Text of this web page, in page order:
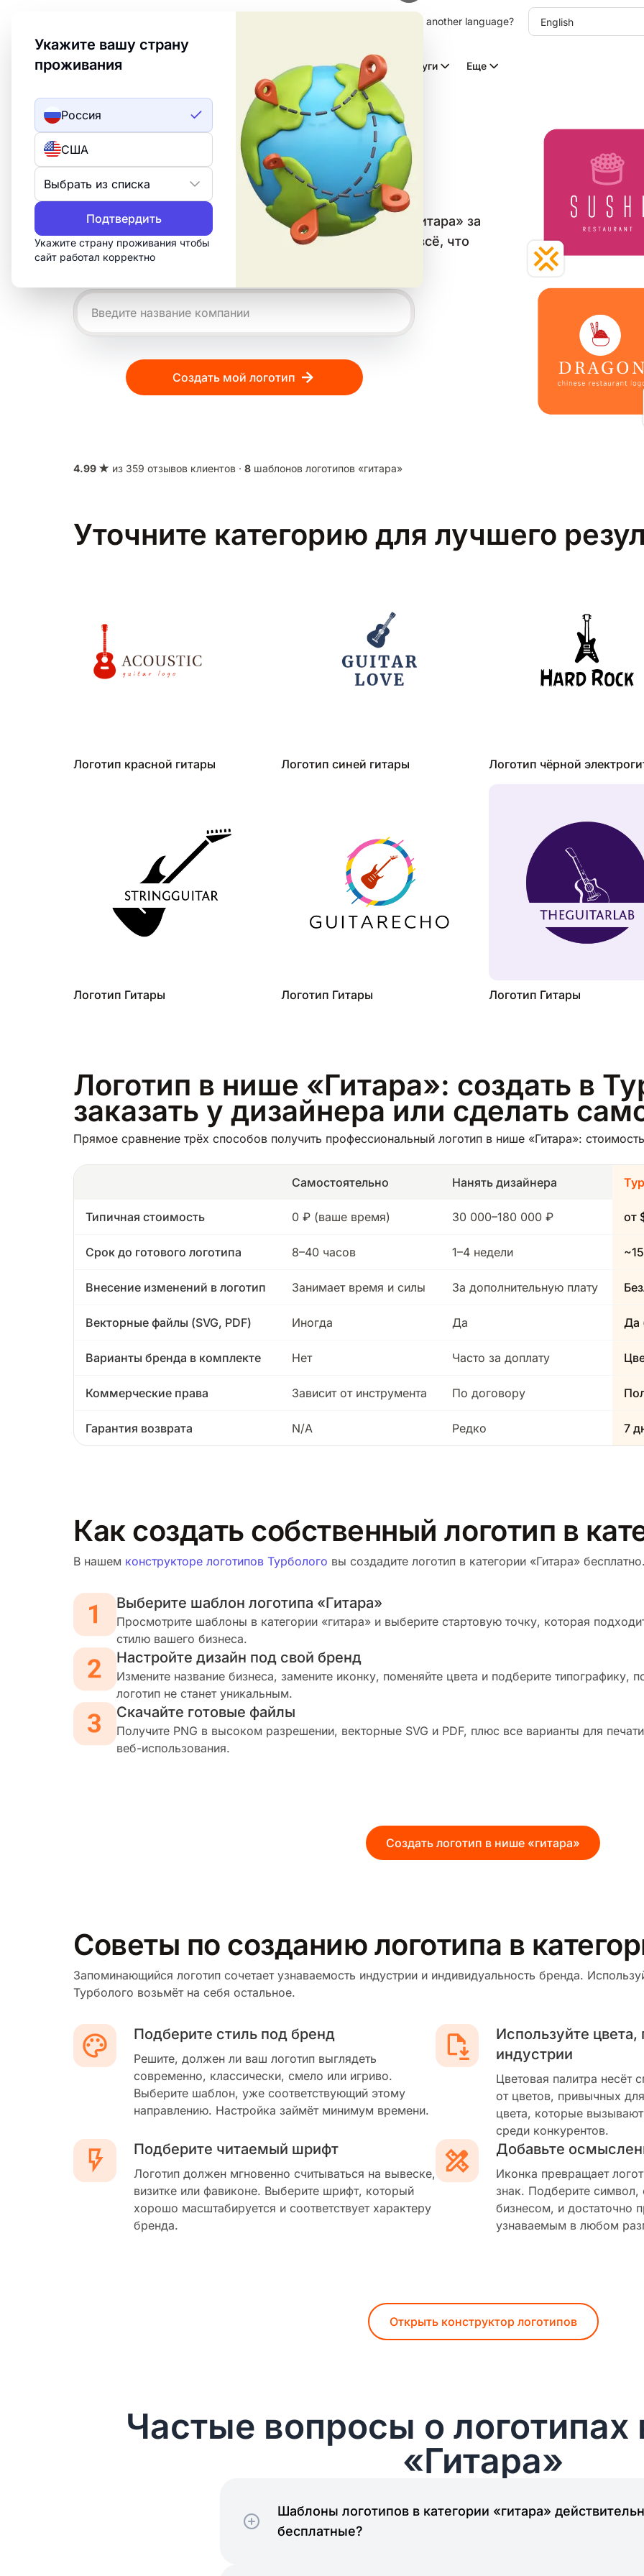
Укажите вашу страну
проживания
Россия
США
Выбрать из списка
Подтвердить
Укажите страну проживания чтобы
сайт работал корректно
Welcome to Turbologo! This page is available in another language. Choose another language?
ИИ лого Видео с ИИ Услуги Еще
Примеры гитарных
логотипов
Создайте профессиональный логотип в категории «Гитара» за
15 минут. Настройте бесплатный шаблон и скачайте всё, что
нужно для печати, веба и социальных сетей.
Создать мой логотип
4.99 ★ из 359 отзывов клиентов · 8 шаблонов логотипов «гитара»
Уточните категорию для лучшего
Логотип красной гитары Логотип синей гитары Логотип чёрной
Логотип Гитары Логотип Гитары Логотип Гитары
Логотип в нише «Гитара»: создать в
заказать у дизайнера или сделать
Прямое сравнение трёх способов получить профессиональный логотип в нише «Гитара»:
Самостоятельно Нанять дизайнера
Типичная стоимость 0 ₽ (ваше время) 30 000–180 000 ₽ от
Срок до готового логотипа 8–40 часов 1–4 недели
Внесение изменений в логотип Занимает время и силы За дополнительную плату
Векторные файлы (SVG, PDF) Иногда Да Да
Варианты бренда в комплекте Нет Часто за доплату
Коммерческие права Зависит от инструмента По договору
Гарантия возврата N/A Редко 7
Как создать собственный логотип в
В нашем конструкторе логотипов Турболого вы создадите логотип в категории «Гитара»
Выберите шаблон логотипа «Гитара»
Просмотрите шаблоны в категории «гитара» и выберите стартовую точку, которая
стилю вашего бизнеса.
Настройте дизайн под свой бренд
Измените название бизнеса, замените иконку, поменяйте цвета и подберите типографику,
логотип не станет уникальным.
Скачайте готовые файлы
Получите PNG в высоком разрешении, векторные SVG и PDF, плюс все варианты для
веб-использования.
Создать логотип в нише «гитара»
Советы по созданию логотипа в
Запоминающийся логотип сочетает узнаваемость индустрии и индивидуальность бренда.
Турболого возьмёт на себя остальное.
Подберите стиль под бренд
Решите, должен ли ваш логотип выглядеть
современно, классически, смело или игриво.
Выберите шаблон, уже соответствующий этому
направлению. Настройка займёт минимум времени.
Используйте
индустрии
Цветовая палитра несёт
от цветов, привычных
цвета, которые
среди конкурентов.
Подберите читаемый шрифт
Логотип должен мгновенно считываться на вывеске,
визитке или фавиконе. Выберите шрифт, который
хорошо масштабируется и соответствует характеру
бренда.
Добавьте
Иконка превращает
знак. Подберите
бизнесом, и достаточно
узнаваемым в любом
Открыть конструктор логотипов
Частые вопросы о логотипах
«Гитара»
Шаблоны логотипов в категории «гитара»
бесплатные?